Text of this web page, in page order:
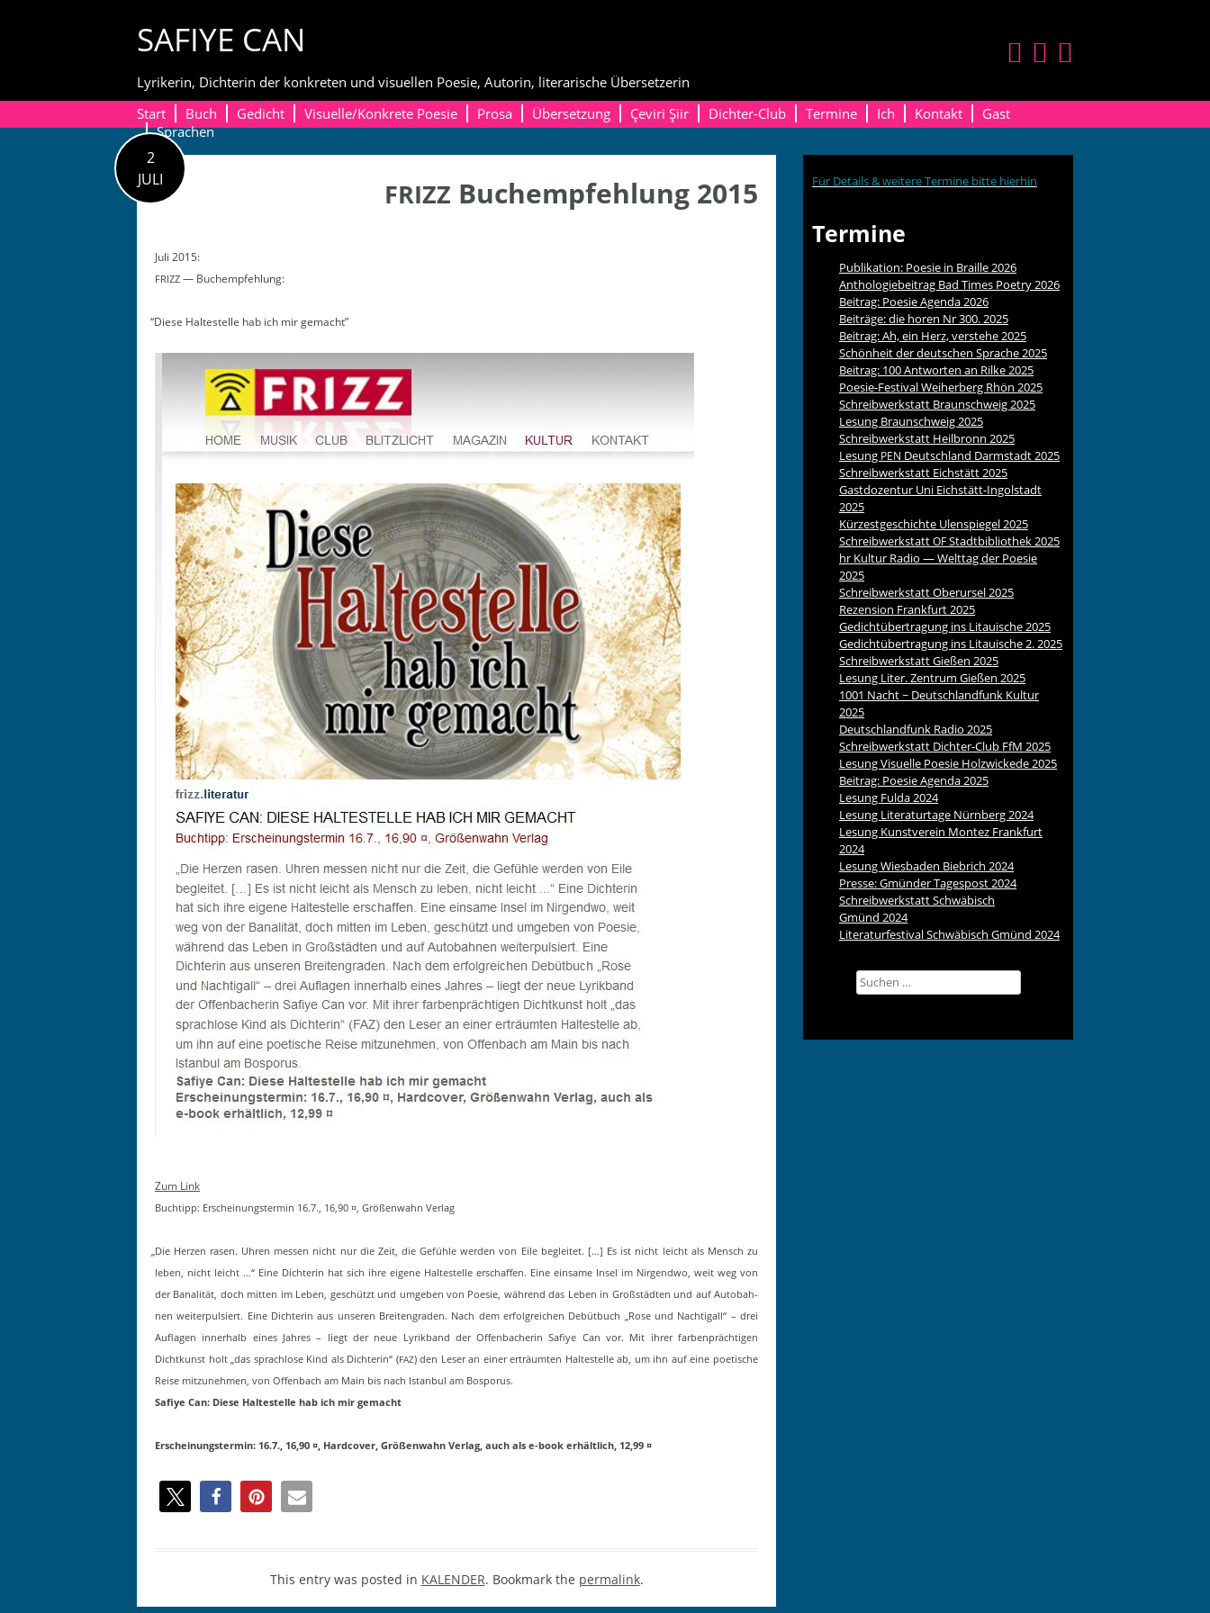
SAFIYE CAN
Lyrikerin, Dichterin der konkreten und visuellen Poesie, Autorin, literarische Übersetzerin
Start
Buch Gedicht Visuelle/Konkrete Poesie Prosa Übersetzung Çeviri Şiir Dichter-Club Termine Ich Kontakt
Gast
Sprachen
2
JULI
FRIZZ Buchempfehlung 2015
Juli 2015:
FRIZZ — Buchempfehlung:
“Diese Hal­testelle hab ich mir gemacht”
Zum Link
Buchtipp: Erschei­n­ung­ster­min 16.7., 16,90 ¤, Größen­wahn Verlag
„Die Herzen rasen. Uhren messen nicht nur die Zeit, die Gefühle wer­den von Eile begleit­et. […] Es ist nicht leicht als Men­sch zu
leben, nicht leicht …“ Eine Dich­terin hat sich ihre eigene Hal­testelle erschaf­fen. Eine ein­same Insel im Nir­gend­wo, weit weg von
der Banal­ität, doch mit­ten im Leben, geschützt und umgeben von Poe­sie, während das Leben in Großstädten und auf Auto­bah­
nen weit­er­pulsiert. Eine Dich­terin aus unseren Bre­it­en­graden. Nach dem erfol­gre­ichen Debütbuch „Rose und Nachti­gall“ – drei
Aufla­gen inner­halb eines Jahres – liegt der neue Lyrik­band der Offen­bacherin Safiye Can vor. Mit ihrer far­ben­prächti­gen
Dichtkun­st holt „das sprachlose Kind als Dich­terin“ (FAZ) den Leser an ein­er erträumten Hal­testelle ab, um ihn auf eine poet­is­che
Reise mitzunehmen, von Offen­bach am Main bis nach Istan­bul am Bosporus.
Safiye Can: Diese Hal­testelle hab ich mir gemacht
Erschei­n­ung­ster­min: 16.7., 16,90 ¤, Hard­cov­er, Größen­wahn Ver­lag, auch als e‑book erhältlich, 12,99 ¤
This entry was posted in KALENDER. Bookmark the permalink.
Für Details & weitere Termine bitte hierhin
Termine
Publikation: Poesie in Braille 2026
Anthologiebeitrag Bad Times Poetry 2026
Beitrag: Poesie Agenda 2026
Beiträge: die horen Nr 300. 2025
Beitrag: Ah, ein Herz, verstehe 2025
Schönheit der deutschen Sprache 2025
Beitrag: 100 Antworten an Rilke 2025
Poesie-Festival Weiherberg Rhön 2025
Schreibwerkstatt Braunschweig 2025
Lesung Braunschweig 2025
Schreibwerkstatt Heilbronn 2025
Lesung PEN Deutschland Darmstadt 2025
Schreibwerkstatt Eichstätt 2025
Gastdozentur Uni Eichstätt-Ingolstadt
2025
Kürzestgeschichte Ulenspiegel 2025
SchreibwerkstattOFStadtbibliothek 2025
hr Kultur Radio — Welttag der Poesie
2025
Schreibwerkstatt Oberursel 2025
Rezension Frankfurt 2025
Gedichtübertragung ins Litauische 2025
Gedichtübertragung ins Litauische 2. 2025
Schreibwerkstatt Gießen 2025
Lesung Liter. Zentrum Gießen 2025
1001 Nacht ~ Deutschlandfunk Kultur
2025
Deutschlandfunk Radio 2025
Schreibwerkstatt Dichter-Club FfM 2025
Lesung Visuelle Poesie Holzwickede 2025
Beitrag: Poesie Agenda 2025
Lesung Fulda 2024
Lesung Literaturtage Nürnberg 2024
Lesung Kunstverein Montez Frankfurt
2024
Lesung Wiesbaden Biebrich 2024
Presse: Gmünder Tagespost 2024
Schreibwerkstatt Schwäbisch
Gmünd 2024
Literaturfestival Schwäbisch Gmünd 2024
Suchen
nach: